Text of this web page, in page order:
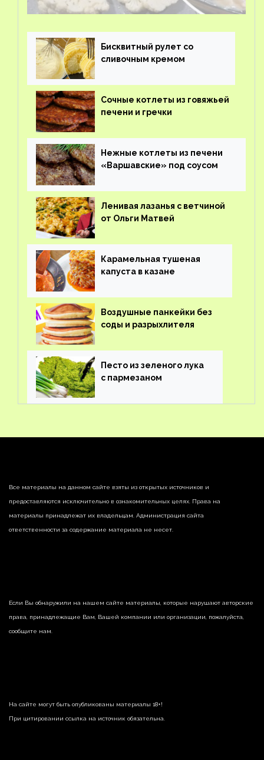
Бисквитный рулет со
сливочным кремом
Сочные котлеты из говяжьей
печени и гречки
Нежные котлеты из печени
«Варшавские» под соусом
Ленивая лазанья с ветчиной
от Ольги Матвей
Карамельная тушеная
капуста в казане
Воздушные панкейки без
соды и разрыхлителя
Песто из зеленого лука
с пармезаном
Все материалы на данном сайте взяты из открытых источников и
предоставляются исключительно в ознакомительных целях. Права на
материалы принадлежат их владельцам. Администрация сайта
ответственности за содержание материала не несет.
Если Вы обнаружили на нашем сайте материалы, которые нарушают авторские
права, принадлежащие Вам, Вашей компании или организации, пожалуйста,
сообщите нам.
На сайте могут быть опубликованы материалы 18+!
При цитировании ссылка на источник обязательна.